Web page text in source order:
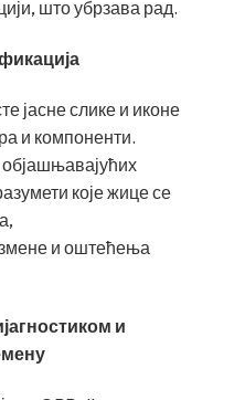
што убрзава рад.
јасне слике и иконе
и компоненти.
објашњавајућих
које жице се
и оштећења
и